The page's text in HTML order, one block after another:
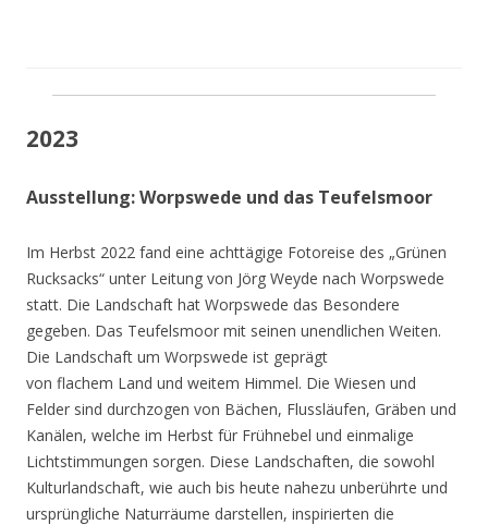
2023
Ausstellung: Worpswede und das Teufelsmoor
Im Herbst 2022 fand eine achttägige Fotoreise des „Grünen
Rucksacks“ unter Leitung von Jörg Weyde nach Worpswede
statt. Die Landschaft hat Worpswede das Besondere
gegeben. Das Teufelsmoor mit seinen unendlichen Weiten.
Die Landschaft um Worpswede ist geprägt
von flachem Land und weitem Himmel. Die Wiesen und
Felder sind durchzogen von Bächen, Flussläufen, Gräben und
Kanälen, welche im Herbst für Frühnebel und einmalige
Lichtstimmungen sorgen. Diese Landschaften, die sowohl
Kulturlandschaft, wie auch bis heute nahezu unberührte und
ursprüngliche Naturräume darstellen, inspirierten die